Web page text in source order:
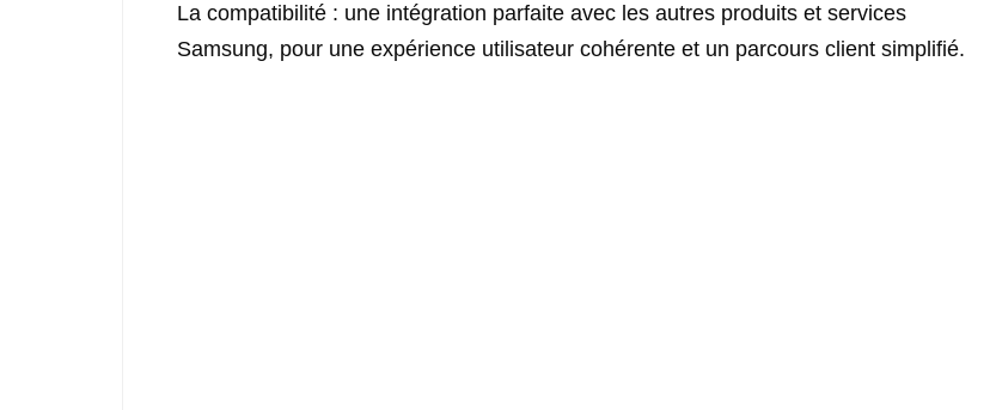
La compatibilité : une intégration parfaite avec les autres produits et services
Samsung, pour une expérience utilisateur cohérente et un parcours client simplifié.